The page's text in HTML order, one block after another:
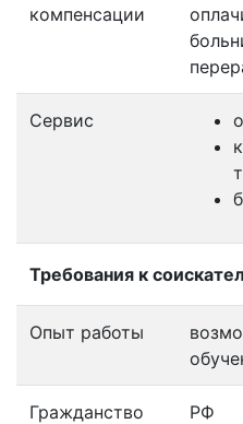
компенсации
Сервис
Требования к
Опыт работы
Гражданство РФ